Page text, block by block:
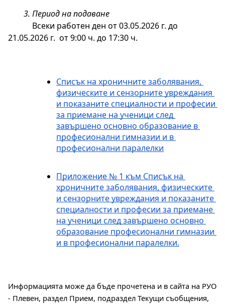
Период на подаване
Всеки работен ден от 03.05.2026 г. до
21.05.2026 г.  от 9:00 ч. до 17:30 ч.
Списък на хроничните заболявания,
физическите и сензорните увреждания
и показаните специалности и професии
за приемане на ученици след
завършено основно образование в
професионални гимназии и в
професионални паралелки
Приложение № 1 към Списък на
хроничните заболявания, физическите
и сензорните увреждания и показаните
специалности и професии за приемане
на ученици след завършено основно
образование професионални гимназии
и в професионални паралелки.
Информацията може да бъде прочетена и в сайта на РУО